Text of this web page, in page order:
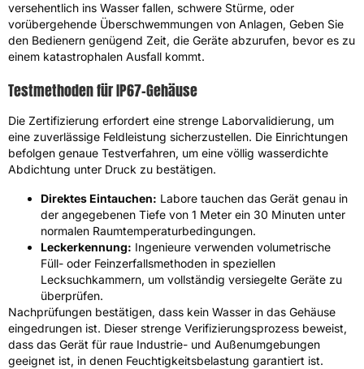
versehentlich ins Wasser fallen, schwere Stürme, oder
vorübergehende Überschwemmungen von Anlagen, Geben Sie
den Bedienern genügend Zeit, die Geräte abzurufen, bevor es zu
einem katastrophalen Ausfall kommt.
Testmethoden für IP67-Gehäuse
Die Zertifizierung erfordert eine strenge Laborvalidierung, um
eine zuverlässige Feldleistung sicherzustellen. Die Einrichtungen
befolgen genaue Testverfahren, um eine völlig wasserdichte
Abdichtung unter Druck zu bestätigen.
Direktes Eintauchen: Labore tauchen das Gerät genau in
der angegebenen Tiefe von 1 Meter ein 30 Minuten unter
normalen Raumtemperaturbedingungen.
Leckerkennung: Ingenieure verwenden volumetrische
Füll- oder Feinzerfallsmethoden in speziellen
Lecksuchkammern, um vollständig versiegelte Geräte zu
überprüfen.
Nachprüfungen bestätigen, dass kein Wasser in das Gehäuse
eingedrungen ist. Dieser strenge Verifizierungsprozess beweist,
dass das Gerät für raue Industrie- und Außenumgebungen
geeignet ist, in denen Feuchtigkeitsbelastung garantiert ist.